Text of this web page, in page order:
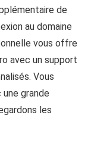
de
au domaine
vous offre
avec un support
Vous
grande
les